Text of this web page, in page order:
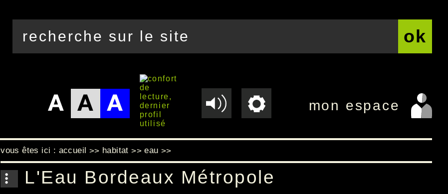
ok
mon espace
vous êtes ici : accueil >> habitat >>eau >>
L'Eau Bordeaux Métropole